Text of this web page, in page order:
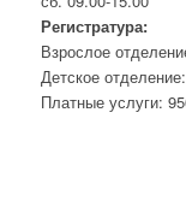
Регистратура:
Взрослое
Детское
Платные услуги: